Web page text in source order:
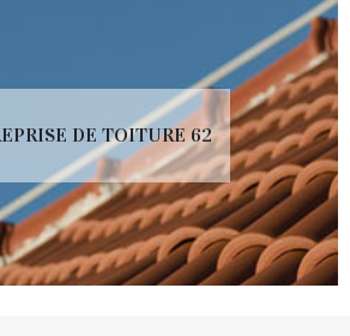
DE TOITURE 62